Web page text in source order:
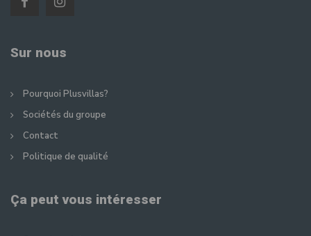
Sur nous
Pourquoi Plusvillas?
Sociétés du groupe
Contact
Politique de qualité
Ça peut vous intéresser